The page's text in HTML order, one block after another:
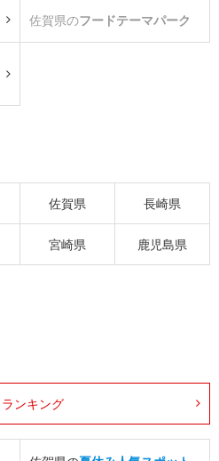
佐賀県のフードテーマパーク
佐賀県 長崎県
宮崎県 鹿児島県
ランキング